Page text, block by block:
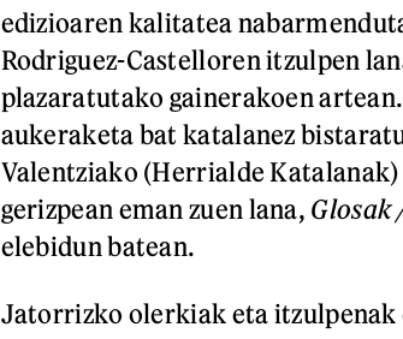
edizioaren kalitatea
Rodriguez-Castelloren itzulpen
plazaratutako gainerakoen
aukeraketa bat katalanez
Valentziako (Herrialde
gerizpean eman zuen lana, Glosak
elebidun batean.
Jatorrizko olerkiak eta